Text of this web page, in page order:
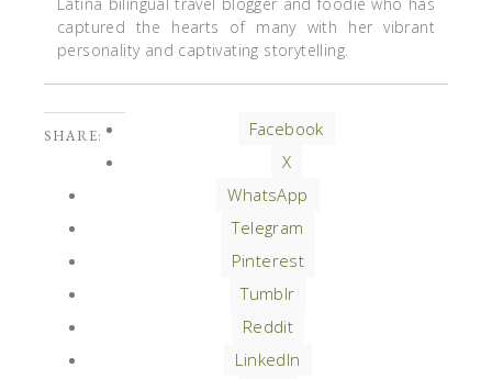
captured the hearts of many with her vibrant
personality and captivating storytelling.
SHARE:
Facebook
X
WhatsApp
Telegram
Pinterest
Tumblr
Reddit
LinkedIn